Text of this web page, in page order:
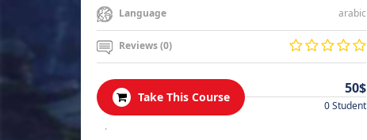
Language arabic
Reviews (0)
Take This Course
50$
0 Student
.